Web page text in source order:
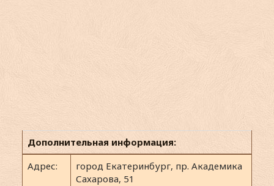
Дополнительная информация:
Адрес:
город Екатеринбург, пр. Академика
Сахарова, 51